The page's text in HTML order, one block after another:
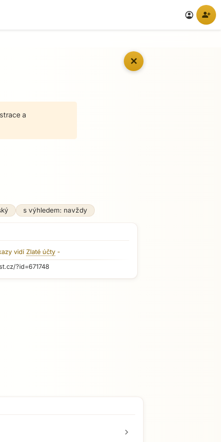
account_circle person_add
✕
a
s výhledem: navždy
vidí Zlaté účty -
?id=671748
chevron_right